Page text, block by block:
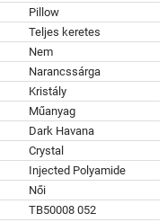
Pillow
Teljes keretes
Nem
Narancssárga
Kristály
Műanyag
Dark Havana
Crystal
Injected Polyamide
Női
TB50008 052